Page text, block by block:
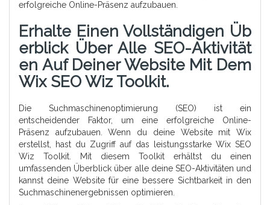
erfolgreiche Online-Präsenz aufzubauen.
Erhalte Einen Vollständigen Üb
Erblick Über Alle SEO-Aktivität
En Auf Deiner Website Mit Dem
Wix SEO Wiz Toolkit.
Die Suchmaschinenoptimierung (SEO) ist ein
entscheidender Faktor, um eine erfolgreiche Online-
Präsenz aufzubauen. Wenn du deine Website mit Wix
erstellst, hast du Zugriff auf das leistungsstarke Wix SEO
Wiz Toolkit. Mit diesem Toolkit erhältst du einen
umfassenden Überblick über alle deine SEO-Aktivitäten und
kannst deine Website für eine bessere Sichtbarkeit in den
Suchmaschinenergebnissen optimieren.